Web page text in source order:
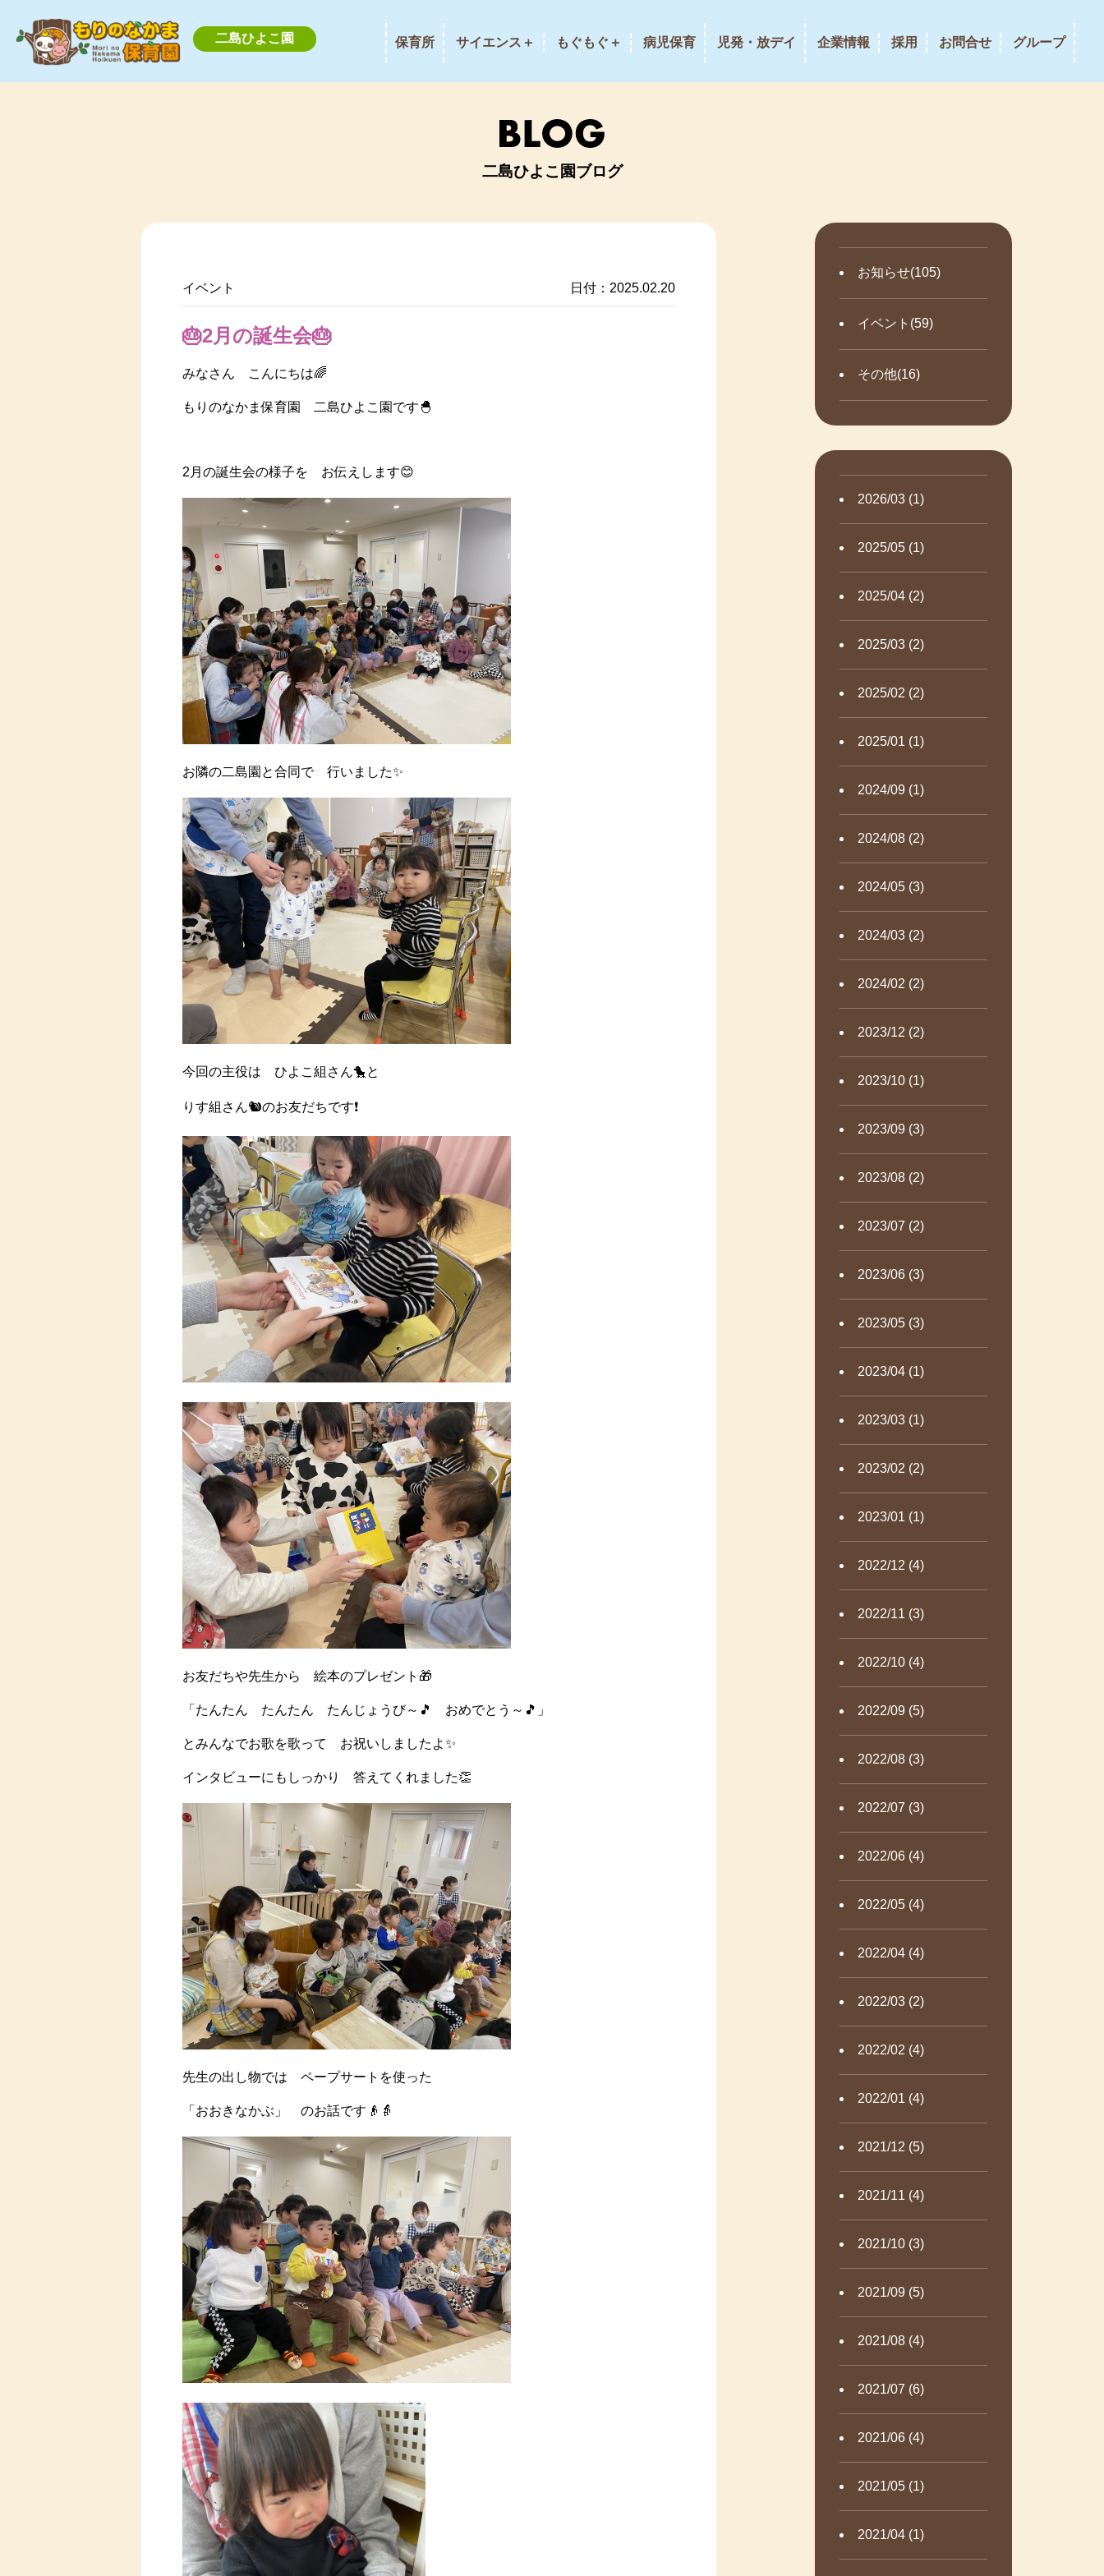
二島ひよこ園 保育所 サイエンス＋ もぐもぐ＋ 病児保育 児発・放デイ 企業情報 採用 お問合せ グループ
二島ひよこ園ブログ
お知らせ(105)
イベント(59)
その他(16)
2026/03 (1)
2025/05 (1)
2025/04 (2)
2025/03 (2)
2025/02 (2)
2025/01 (1)
2024/09 (1)
2024/08 (2)
2024/05 (3)
2024/03 (2)
2024/02 (2)
2023/12 (2)
2023/10 (1)
2023/09 (3)
2023/08 (2)
2023/07 (2)
2023/06 (3)
2023/05 (3)
2023/04 (1)
2023/03 (1)
2023/02 (2)
2023/01 (1)
2022/12 (4)
2022/11 (3)
2022/10 (4)
2022/09 (5)
2022/08 (3)
2022/07 (3)
2022/06 (4)
2022/05 (4)
2022/04 (4)
2022/03 (2)
2022/02 (4)
2022/01 (4)
2021/12 (5)
2021/11 (4)
2021/10 (3)
2021/09 (5)
2021/08 (4)
2021/07 (6)
2021/06 (4)
2021/05 (1)
2021/04 (1)
イベント 日付：2025.02.20
🎂2月の誕生会🎂
みなさん こんにちは🌈
もりのなかま保育園 二島ひよこ園です🐣
2月の誕生会の様子を お伝えします😊
お隣の二島園と合同で 行いました✨
今回の主役は ひよこ組さん🐤と
りす組さん🐿のお友だちです❗️
お友だちや先生から 絵本のプレゼント🎁
「たんたん たんたん たんじょうび～🎵 おめでとう～🎵」
とみんなでお歌を歌って お祝いしましたよ✨
インタビューにもしっかり 答えてくれました👏
先生の出し物では ペープサートを使った
「おおきなかぶ」 のお話です👴👵